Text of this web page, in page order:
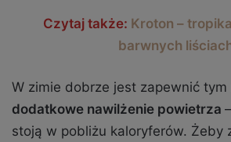
Czytaj także: Kroton –
barwnych
W zimie dobrze jest zapewnić tym
dodatkowe nawilżenie powietrza
stoją w pobliżu kaloryferów. Żeby